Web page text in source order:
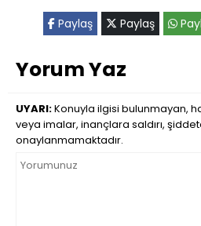
Paylaş Paylaş
Yorum Yaz
UYARI:Konuyla ilgisi bulunmayan,
veya imalar, inançlara saldırı,
onaylanmamaktadır.